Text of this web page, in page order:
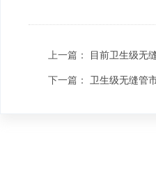
上一篇： 目前卫生级无
下一篇： 卫生级无缝管